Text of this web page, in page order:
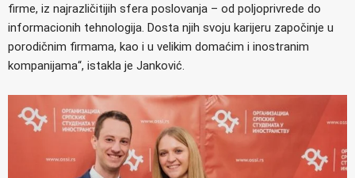
firme, iz najrazličitijih sfera poslovanja – od poljoprivrede do
informacionih tehnologija. Dosta njih svoju karijeru započinje u
porodičnim firmama, kao i u velikim domaćim i inostranim
kompanijama“, istakla je Janković.